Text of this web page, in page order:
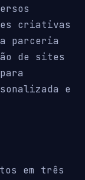
criativas
parceria
de sites
e
em três